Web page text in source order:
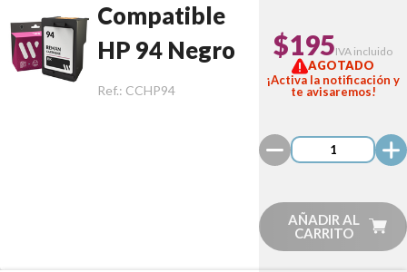
Compatible
HP 94 Negro
Ref.: CCHP94
$195IVA incluido
AGOTADO
¡Activa la notificación y
te avisaremos!
AÑADIR AL
CARRITO